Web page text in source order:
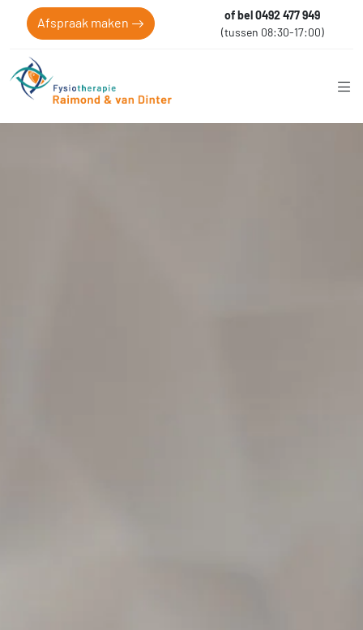
Afspraak maken
of bel 0492 477 949
(tussen 08:30-17:00)